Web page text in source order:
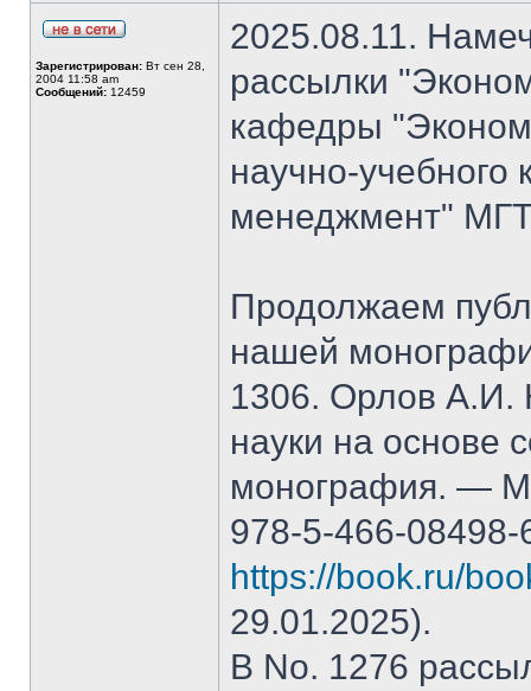
Зарегистрирован: Вт сен 28,
2004 11:58 am
Сообщений: 12459
2025.08.11.
рассылки
кафедры
научно-
менеджмент"
Продолжаем
нашей
1306. Орлов А.И.
науки на основе
монография. —
978-5-466-
https://book.ru/
29.01.2025).
В No. 1276